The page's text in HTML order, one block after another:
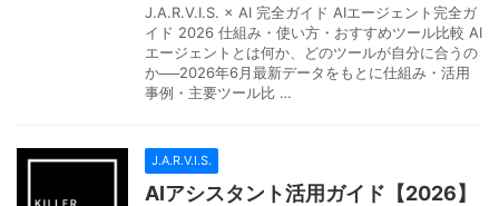
J.A.R.V.I.S. × AI 完全ガイド AIエージェント完全ガ
イド 2026 仕組み・使い方・おすすめツール比較 AI
エージェントとは何か、どのツールが自分に合うの
か──2026年6月最新データをもとに仕組み・活用
事例・主要ツール比 …
J.A.R.V.I.S.
AIアシスタント活用ガイド【2026】